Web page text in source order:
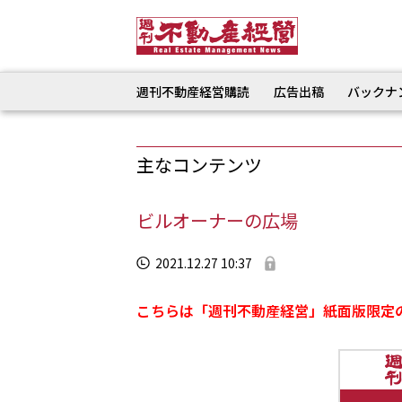
週刊不動産経営購読 広告出稿 バック
主なコンテンツ
ビルオーナーの広場
2021.12.27 10:37
こちらは「週刊不動産経営」紙面版限定